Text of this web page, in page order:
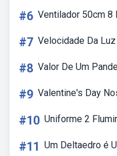
#6 Ventilador 50cm 8
#7 Velocidade Da
#8 Valor De Um
#9 Valentine's Day
#10 Uniforme 2
#11 Um Deltaedro é